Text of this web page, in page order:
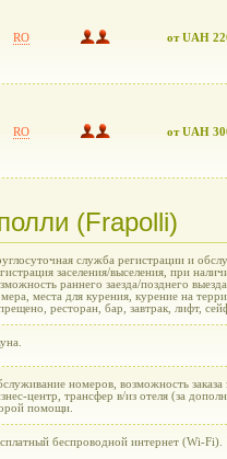
RO от UAH
RO от UAH
(Frapolli)
служба регистрации и
заселения/выселения, при
раннего заезда/позднего
места для курения, курение на
ресторан, бар, завтрак, лифт,
номеров, возможность заказа
центр, трансфер в/из отеля (за
помощи.
беспроводной интернет (Wi-Fi).